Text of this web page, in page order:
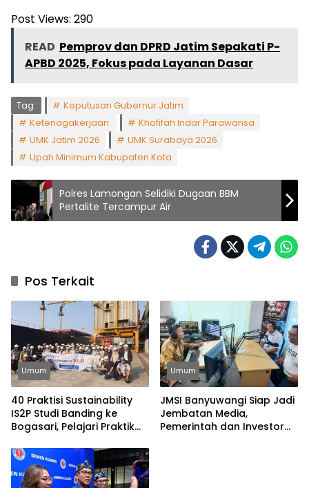
Post Views: 290
READ Pemprov dan DPRD Jatim Sepakati P-
APBD 2025, Fokus pada Layanan Dasar
Tag:
Keputusan Gubernur Jatim
Ketenagakerjaan.
Khofifah Indar Parawansa
UMK Jatim 2026
UMK Surabaya 2026
Upah Minimum Kabupaten Kota
Polres Lamongan Selidiki Dugaan BBM
Pertalite Tercampur Air
Pos Terkait
Umum
40 Praktisi Sustainability
IS2P Studi Banding ke
Bogasari, Pelajari Praktik
Umum
JMSI Banyuwangi Siap Jadi
Jembatan Media,
Pemerintah dan Investor